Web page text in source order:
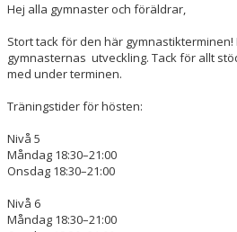
Hej alla gymnaster och föräldrar,
Stort tack för den här
gymnasternas utveckling. Tack för allt
med under terminen.
Träningstider för hösten:
Nivå 5
Måndag 18:30–21:00
Onsdag 18:30–21:00
Nivå 6
Måndag 18:30–21:00